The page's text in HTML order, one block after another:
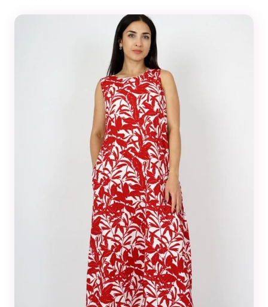
Tilastot
Voidaksemme
parantaa
sivuston
toiminnallisuutta
ja rakennetta
sen perusteella
kuinka sitä
käytetään.
Kokemus
Jotta sivustomme
toimisi
mahdollisimman
hyvin vierailusi
aikana. Jos et salli
näitä evästeitä,
osa
toiminnallisuudesta
ei tule olemaan
käytettävissäsi
sivustolla.
Markkinointi
Jos jaat huomiosi
ja toimesi
sivustollamme, on